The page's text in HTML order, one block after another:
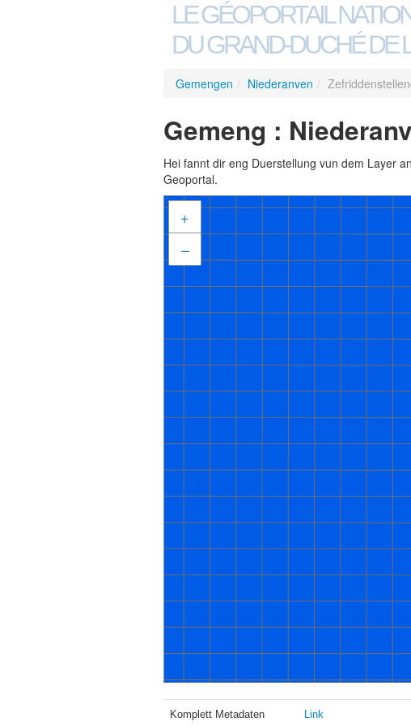
LE GÉOPORTAIL
DU GRAND-DUCHÉ DE
Gemengen / Niederanven /
Gemeng :
Hei fannt dir eng Duerstellung vun dem Layer
Geoportal.
+
–
Komplett Metadaten Link